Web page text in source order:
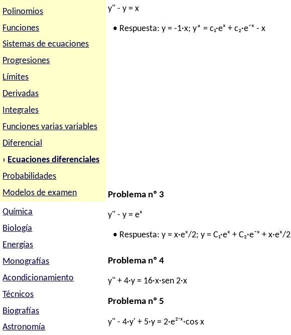
Polinomios
Funciones
Sistemas de ecuaciones
Progresiones
Límites
Derivadas
Integrales
Funciones varias variables
Diferencial
› Ecuaciones diferenciales
Probabilidades
Modelos de examen
Química
Biología
Energías
Monografías
Acondicionamiento
Técnicos
Biografías
Astronomía
y" - y = x
• Respuesta: y = -1·x; y* = c₁·eˣ + c₂·e⁻ˣ - x
Problema nº 3
y" - y = eˣ
• Respuesta: y = x·eˣ/2; y = C₁·eˣ + C₂·e⁻ˣ + x·eˣ/2
Problema nº 4
y" + 4·y = 16·x·sen 2·x
Problema nº 5
y" - 4·y' + 5·y = 2·e²˙ˣ·cos x